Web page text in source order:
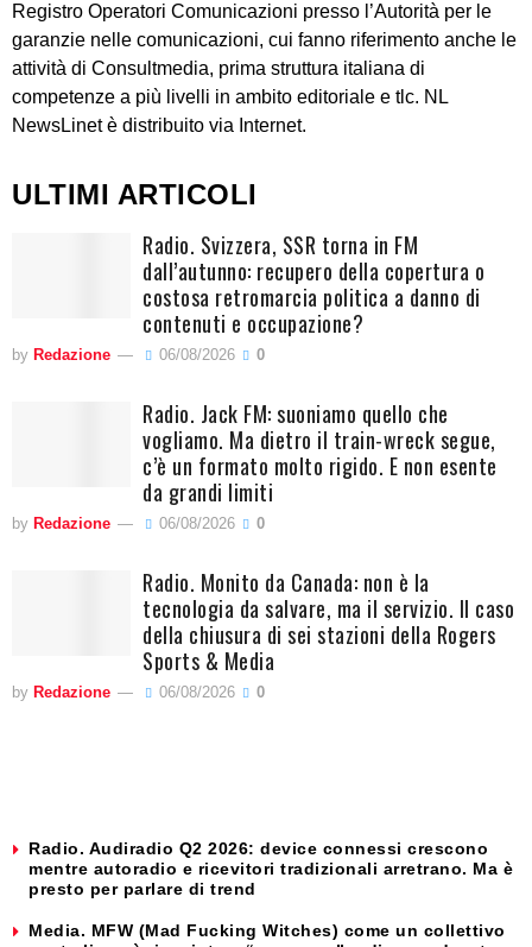
Registro Operatori Comunicazioni presso l’Autorità per le
garanzie nelle comunicazioni, cui fanno riferimento anche le
attività di Consultmedia, prima struttura italiana di
competenze a più livelli in ambito editoriale e tlc. NL
NewsLinet è distribuito via Internet.
ULTIMI ARTICOLI
Radio. Svizzera, SSR torna in FM
dall’autunno: recupero della copertura o
costosa retromarcia politica a danno di
contenuti e occupazione?
by Redazione 06/08/2026 0
Radio. Jack FM: suoniamo quello che
vogliamo. Ma dietro il train-wreck segue,
c’è un formato molto rigido. E non esente
da grandi limiti
by Redazione 06/08/2026 0
Radio. Monito da Canada: non è la
tecnologia da salvare, ma il servizio. Il caso
della chiusura di sei stazioni della Rogers
Sports & Media
by Redazione 06/08/2026 0
Radio. Audiradio Q2 2026: device connessi crescono
mentre autoradio e ricevitori tradizionali arretrano. Ma è
presto per parlare di trend
Media. MFW (Mad Fucking Witches) come un collettivo